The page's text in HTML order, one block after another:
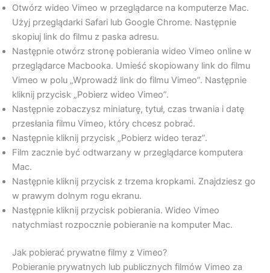
Otwórz wideo Vimeo w przeglądarce na komputerze Mac.
Użyj przeglądarki Safari lub Google Chrome. Następnie
skopiuj link do filmu z paska adresu.
Następnie otwórz stronę pobierania wideo Vimeo online w
przeglądarce Macbooka. Umieść skopiowany link do filmu
Vimeo w polu „Wprowadź link do filmu Vimeo”. Następnie
kliknij przycisk „Pobierz wideo Vimeo”.
Następnie zobaczysz miniaturę, tytuł, czas trwania i datę
przesłania filmu Vimeo, który chcesz pobrać.
Następnie kliknij przycisk „Pobierz wideo teraz”.
Film zacznie być odtwarzany w przeglądarce komputera
Mac.
Następnie kliknij przycisk z trzema kropkami. Znajdziesz go
w prawym dolnym rogu ekranu.
Następnie kliknij przycisk pobierania. Wideo Vimeo
natychmiast rozpocznie pobieranie na komputer Mac.
Jak pobierać prywatne filmy z Vimeo?
Pobieranie prywatnych lub publicznych filmów Vimeo za